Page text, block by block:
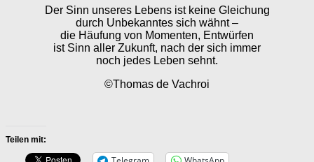
Der Sinn unseres Lebens ist keine Gleichung
durch Unbekanntes sich wähnt –
die Häufung von Momenten, Entwürfen
ist Sinn aller Zukunft, nach der sich immer
noch jedes Leben sehnt.
©Thomas de Vachroi
Teilen mit: